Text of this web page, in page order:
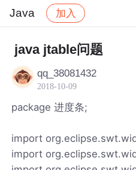
Java 加入
社区 Java 帖子详情
java jtable问题
qq_38081432
2018-10-09
package 进度条;
import
import